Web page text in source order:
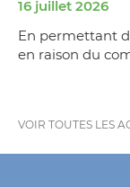
16 juillet 2026
En permettant
en raison du
VOIR TOUTES LES